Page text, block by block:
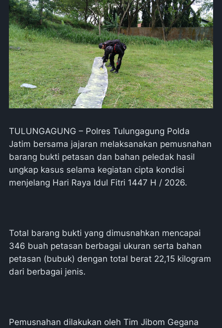
TULUNGAGUNG – Polres Tulungagung Polda
Jatim bersama jajaran melaksanakan pemusnahan
barang bukti petasan dan bahan peledak hasil
ungkap kasus selama kegiatan cipta kondisi
menjelang Hari Raya Idul Fitri 1447 H / 2026.
Total barang bukti yang dimusnahkan mencapai
346 buah petasan berbagai ukuran serta bahan
petasan (bubuk) dengan total berat 22,15 kilogram
dari berbagai jenis.
Pemusnahan dilakukan oleh Tim Jibom Gegana